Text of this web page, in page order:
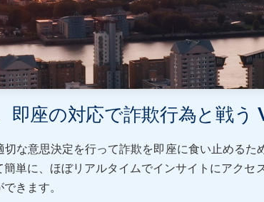
即座の対応で詐欺行為と戦う
な意思決定を行って詐欺を即座に食い止める
単に、ほぼリアルタイムでインサイトにアク
きます。